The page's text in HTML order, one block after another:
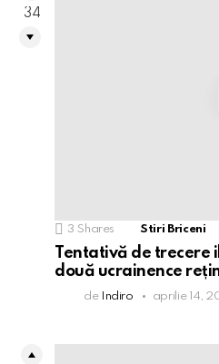
3 Shares Stiri Briceni
Tentativă de trecere
două ucrainence
de Indiro aprilie 14,
34